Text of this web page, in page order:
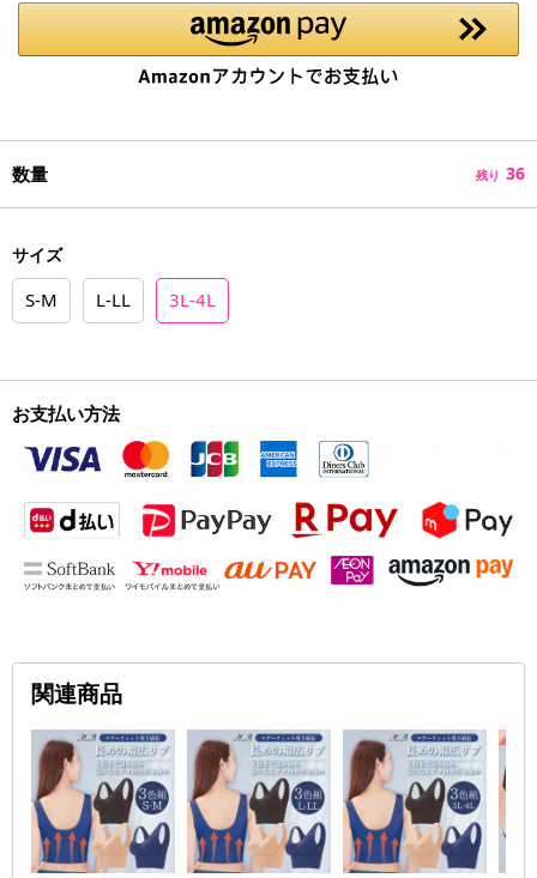
数量 残り 36
サイズ
S-M L-LL 3L-4L
お支払い方法
関連商品